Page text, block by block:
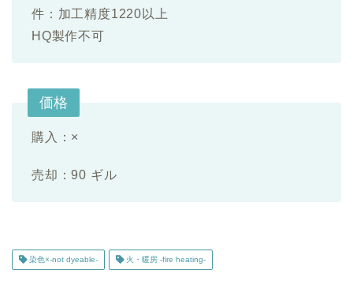
件：加工精度1220以上
HQ製作不可
価格
購入：×
売却：90 ギル
染色×-not dyeable- 火・暖房 -fire heating-